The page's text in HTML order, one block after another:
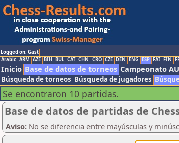
Logged on: Gast
Arabic ARM AZE BIH BUL CAT CHN CRO CZE DEN ENG ESP FAI FIN
Inicio Base de datos de torneos Campeonato
Búsqueda de torneos Búsqueda de jugadores
Se encontraron 10 partidas.
Base de datos de partidas de
Aviso: No se diferencia entre mayúsculas y